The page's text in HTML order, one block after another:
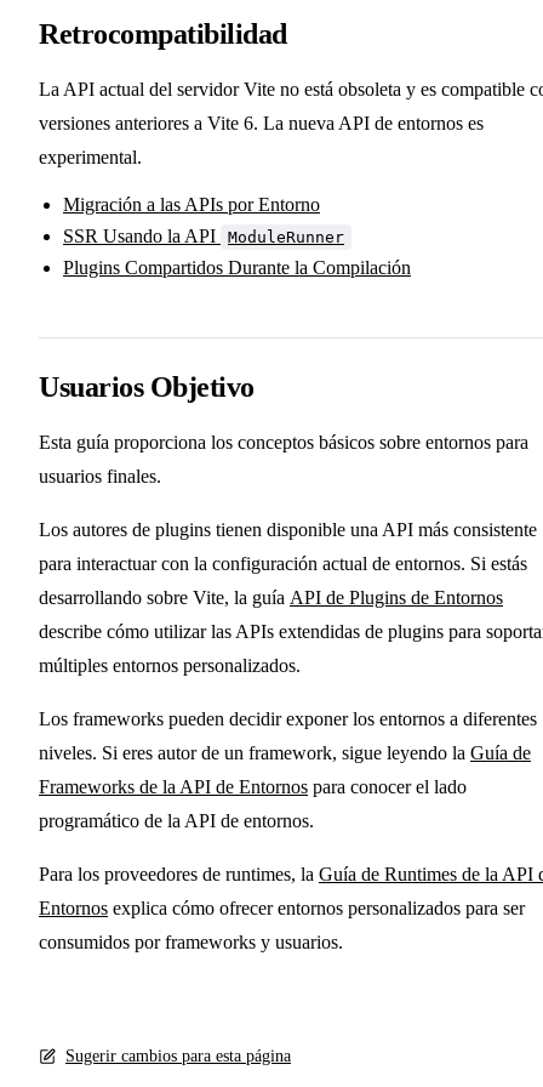
Retrocompatibilidad
La API actual del servidor Vite no está obsoleta y es compatible
versiones anteriores a Vite 6. La nueva API de entornos es
experimental.
Migración a las APIs por Entorno
SSR Usando la API
ModuleRunner
Plugins Compartidos Durante la Compilación
Usuarios Objetivo
Esta guía proporciona los conceptos básicos sobre entornos para
usuarios finales.
Los autores de plugins tienen disponible una API más consistente
para interactuar con la configuración actual de entornos. Si estás
desarrollando sobre Vite, la guía API de Plugins de Entornos
describe cómo utilizar las APIs extendidas de plugins para
múltiples entornos personalizados.
Los frameworks pueden decidir exponer los entornos a diferentes
niveles. Si eres autor de un framework, sigue leyendo la Guía de
Frameworks de la API de Entornos para conocer el lado
programático de la API de entornos.
Para los proveedores de runtimes, la Guía de Runtimes de la API
Entornos explica cómo ofrecer entornos personalizados para ser
consumidos por frameworks y usuarios.
Sugerir cambios para esta página